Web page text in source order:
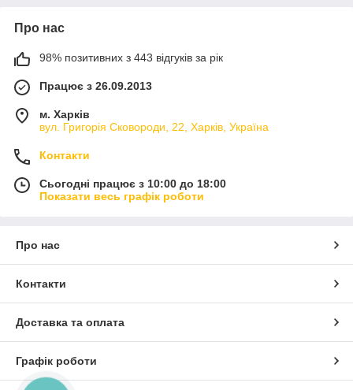
Про нас
98% позитивних з 443 відгуків за рік
Працює з 26.09.2013
м. Харків
вул. Григорія Сковороди, 22, Харків, Україна
Контакти
Сьогодні працює з 10:00 до 18:00
Показати весь графік роботи
Про нас
Контакти
Доставка та оплата
Графік роботи